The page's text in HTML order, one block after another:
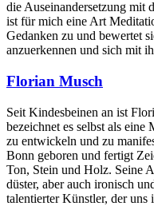
die Auseinandersetzung mit
ist für mich eine Art
Gedanken zu und bewertet
anzuerkennen und sich mit
Florian Musch
Seit Kindesbeinen an ist
bezeichnet es selbst als
zu entwickeln und zu
Bonn geboren und fertigt
Ton, Stein und Holz. Seine
düster, aber auch ironisch
talentierter Künstler, der uns